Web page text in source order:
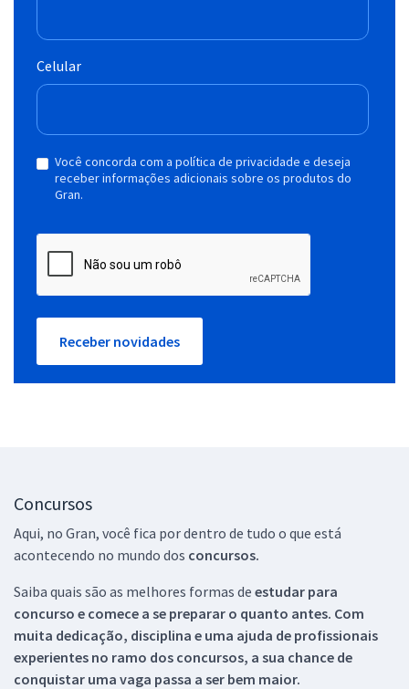
Celular
Você concorda com a política de privacidade e deseja
receber informações adicionais sobre os produtos do
Gran.
Receber novidades
Concursos
Aqui, no Gran, você fica por dentro de tudo o que está
acontecendo no mundo dos concursos.
Saiba quais são as melhores formas de estudar para
concurso e comece a se preparar o quanto antes. Com
muita dedicação, disciplina e uma ajuda de profissionais
experientes no ramo dos concursos, a sua chance de
conquistar uma vaga passa a ser bem maior.